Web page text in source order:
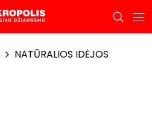
NATŪRALIOS IDĖJOS